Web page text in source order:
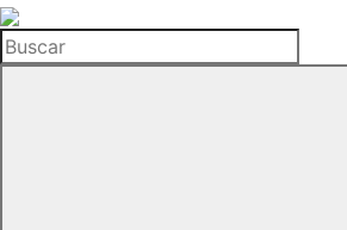
La
Hemeroteca
del
Buscar